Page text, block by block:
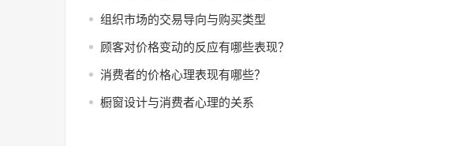
组织市场的交易导向与购买类型
顾客对价格变动的反应有哪些表现？
消费者的价格心理表现有哪些？
橱窗设计与消费者心理的关系